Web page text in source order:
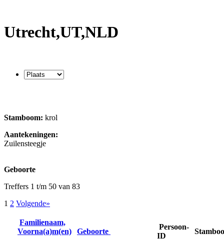
Utrecht,UT,NLD
Stamboom: krol
Aantekeningen:
Zuilensteegje
Geboorte
Treffers 1 t/m 50 van 83
1 2 Volgende»
Familienaam,
Voorna(a)m(en)
Geboorte
Persoon-
ID